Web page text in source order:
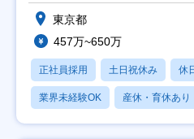
東京都
457万~650万
正社員採用 土日祝休み 休
業界未経験OK 産休・育休あり